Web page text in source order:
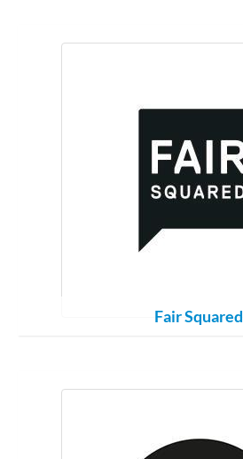
Fair Squared